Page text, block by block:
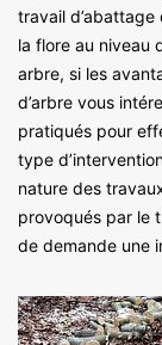
travail d’abattage
la flore au niveau
arbre, si les
d’arbre vous
pratiqués pour
type
nature des
provoqués par le
de demande une